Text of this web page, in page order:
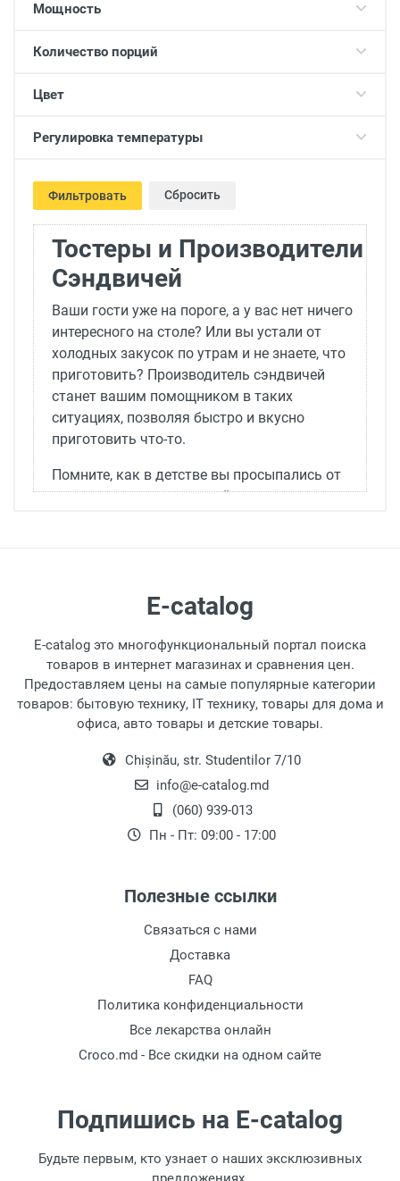
Мощность
Количество порций
Цвет
Регулировка температуры
Фильтровать Сбросить
Тостеры и Производители
Сэндвичей
Ваши гости уже на пороге, а у вас нет ничего
интересного на столе? Или вы устали от
холодных закусок по утрам и не знаете, что
приготовить? Производитель сэндвичей
станет вашим помощником в таких
ситуациях, позволяя быстро и вкусно
приготовить что-то.
Помните, как в детстве вы просыпались от
запаха горячих сэндвичей и сразу же
Как Работает Производитель
Производитель сэндвичей — это компактное
устройство для приготовления сэндвичей. Он
оснащен антипригарными плитами, что
делает очистку легкой и без усилий.
элемент для разогрева плит, обеспечивая
равномерное распределение тепла. Этот
нагревательный элемент представляет собой
трубку, которая преобразует электрическую
энергию в тепловую и изолирована для
окружающей средой. Высококачественные
нагревательных элементов.
Выбор Производителя
Сэндвичей По Техническим
Характеристикам
Возможно, вы сталкивались с различными
форм. Хотя некоторые считают, что
производители сэндвичей и тостеры
отличаются формой — например, квадратные
E-catalog
E-catalog это многофункциональный портал поиска
товаров в интернет магазинах и сравнения цен.
Предоставляем цены на самые популярные категории
товаров: бытовую технику, IT технику, товары для дома и
офиса, авто товары и детские товары.
Chișinău, str. Studentilor 7/10
info@e-catalog.md
(060) 939-013
Пн - Пт: 09:00 - 17:00
Полезные ссылки
Связаться с нами
Доставка
FAQ
Политика конфиденциальности
Все лекарства онлайн
Croco.md - Все скидки на одном сайте
Подпишись на E-catalog
Будьте первым, кто узнает о наших эксклюзивных